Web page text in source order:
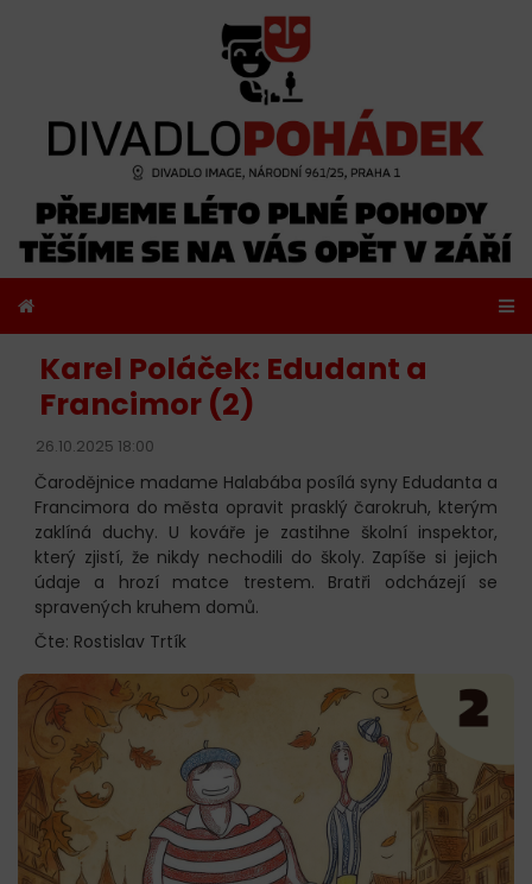
Karel Poláček: Edudant a
Francimor (2)
26.10.2025 18:00
Čarodějnice madame Halabába posílá syny Edudanta a
Francimora do města opravit prasklý čarokruh, kterým
zaklíná duchy. U kováře je zastihne školní inspektor,
který zjistí, že nikdy nechodili do školy. Zapíše si jejich
údaje a hrozí matce trestem. Bratři odcházejí se
spravených kruhem domů.
Čte: Rostislav Trtík